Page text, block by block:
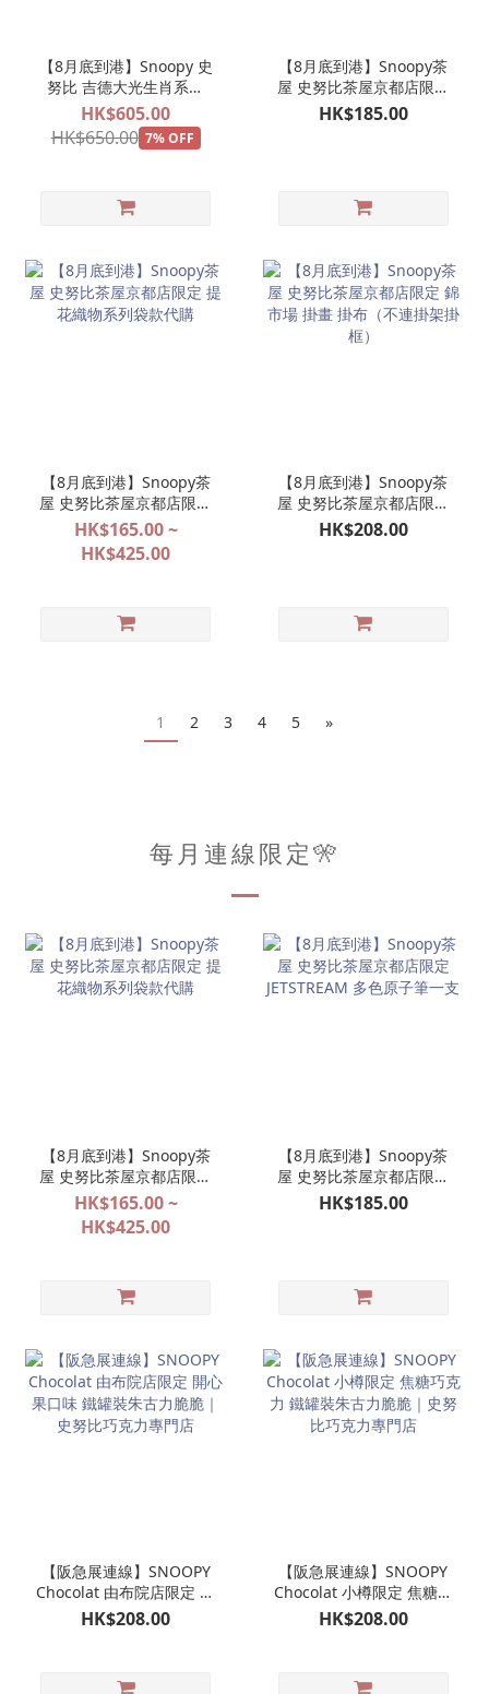
【8月底到港】Snoopy 史
努比 吉德大光生肖系列
2027年 羊年限定 羔羊
FIGURE 擺設
HK$605.00
HK$650.00 7% OFF
【8月底到港】Snoopy茶
屋 史努比茶屋京都店限定
JETSTREAM 多色原子筆一
HK$185.00
【8月底到港】Snoopy茶
屋 史努比茶屋京都店限定
提花織物系列袋款代購
HK$165.00 ~
HK$425.00
【8月底到港】Snoopy茶
屋 史努比茶屋京都店限定
錦市場 掛畫 掛布（不連掛
HK$208.00
1 2 3 4 5 »
每月連線限定🎌
【8月底到港】Snoopy茶
屋 史努比茶屋京都店限定
提花織物系列袋款代購
HK$165.00 ~
HK$425.00
【8月底到港】Snoopy茶
屋 史努比茶屋京都店限定
JETSTREAM 多色原子筆一
HK$185.00
【阪急展連線】SNOOPY
Chocolat 由布院店限定 開
心果口味 鐵罐裝朱古力脆
脆｜史努比巧克力專門店
HK$208.00
【阪急展連線】SNOOPY
Chocolat 小樽限定 焦糖巧
克力 鐵罐裝朱古力脆脆｜
史努比巧克力專門店
HK$208.00